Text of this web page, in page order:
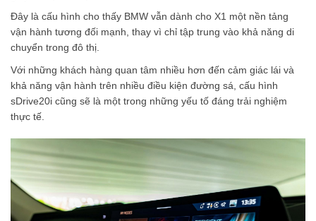
Đây là cấu hình cho thấy BMW vẫn dành cho X1 một nền tảng
vận hành tương đối mạnh, thay vì chỉ tập trung vào khả năng di
chuyển trong đô thị.
Với những khách hàng quan tâm nhiều hơn đến cảm giác lái và
khả năng vận hành trên nhiều điều kiện đường sá, cấu hình
sDrive20i cũng sẽ là một trong những yếu tố đáng trải nghiệm
thực tế.